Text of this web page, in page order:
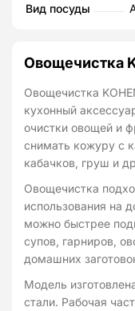
Вид посуды
Овощечистка
Овощечистка
кухонный
очистки овощей и
снимать кожуру с
кабачков, груш и
Овощечистка
использования на
можно быстрее
супов, гарниров,
домашних
Модель
стали. Рабочая